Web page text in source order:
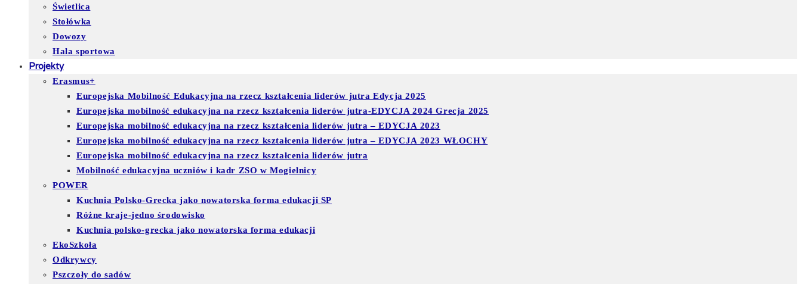
Świetlica
Stołówka
Dowozy
Hala sportowa
Projekty
Erasmus+
Europejska Mobilność Edukacyjna na rzecz kształcenia liderów jutra Edycja 2025
Europejska mobilność edukacyjna na rzecz kształcenia liderów jutra-EDYCJA 2024 Grecja 2025
Europejska mobilność edukacyjna na rzecz kształcenia liderów jutra – EDYCJA 2023
Europejska mobilność edukacyjna na rzecz kształcenia liderów jutra – EDYCJA 2023 WŁOCHY
Europejska mobilność edukacyjna na rzecz kształcenia liderów jutra
Mobilność edukacyjna uczniów i kadr ZSO w Mogielnicy
POWER
Kuchnia Polsko-Grecka jako nowatorska forma edukacji SP
Różne kraje-jedno środowisko
Kuchnia polsko-grecka jako nowatorska forma edukacji
EkoSzkoła
Odkrywcy
Pszczoły do sadów